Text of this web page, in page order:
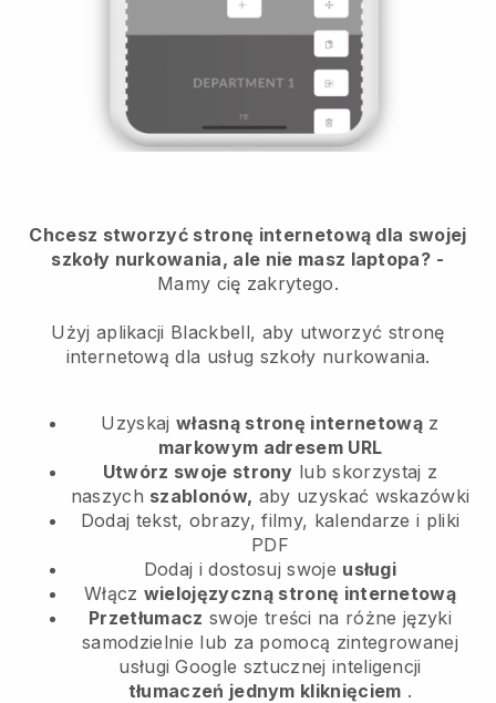
Chcesz stworzyć stronę internetową dla swojej
szkoły nurkowania, ale nie masz laptopa? -
Mamy cię zakrytego.
Użyj aplikacji Blackbell, aby utworzyć stronę
internetową dla usług szkoły nurkowania.
Uzyskaj własną stronę internetowąz
markowym adresem URL
Utwórz swoje strony lub skorzystaj z
naszych szablonów, aby uzyskać wskazówki
Dodaj tekst, obrazy, filmy, kalendarze i pliki
PDF
Dodaj i dostosuj swoje usługi
Włącz wielojęzyczną stronę internetową
Przetłumacz swoje treści na różne języki
samodzielnie lub za pomocą zintegrowanej
usługi Google sztucznej inteligencji
tłumaczeń jednym kliknięciem .